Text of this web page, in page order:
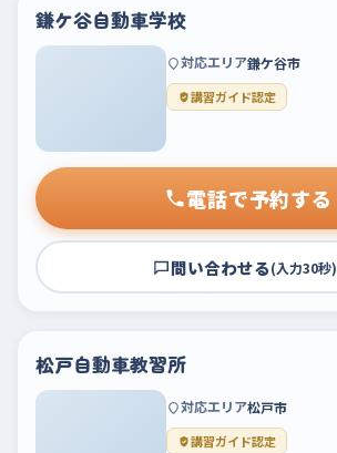
鎌ケ谷自動車学校
対応エリア鎌ケ谷市
講習ガイド認定
電話で予約する
問い合わせる(入力30秒)
松戸自動車教習所
対応エリア松戸市
講習ガイド認定